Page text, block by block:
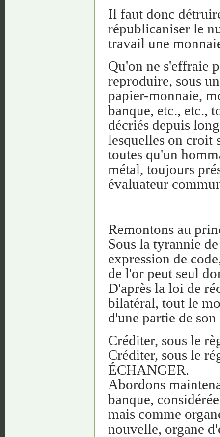
Il faut donc
républicaniser le
travail une
Qu'on ne s'effraie
reproduire, sous
papier-monnaie,
banque, etc., etc.,
décriés depuis
lesquelles on croit
toutes qu'un
métal, toujours
évaluateur
Remontons au
Sous la tyrannie
expression de
de l'or peut seul
D'après la loi de
bilatéral, tout le
d'une partie de
Créditer, sous le
Créditer, sous le
ÉCHANGER.
Abordons
banque,
mais comme
nouvelle, organe